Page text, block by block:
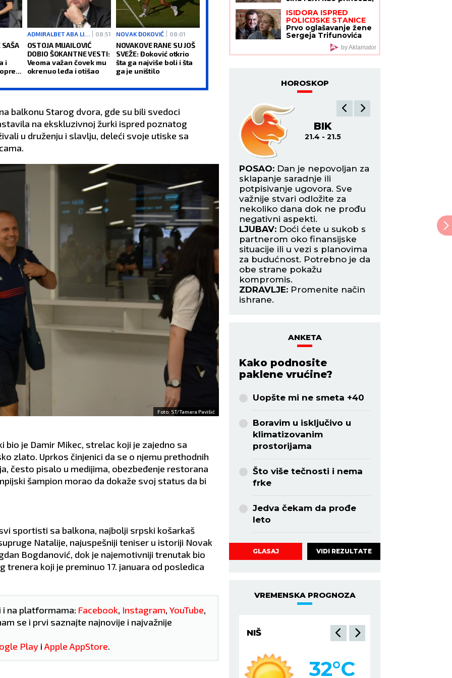
SAŠA
i
ADMIRALBET ABA LIGA 08:51
OSTOJA MIJAILOVIĆ
DOBIO ŠOKANTNE VESTI:
Veoma važan čovek mu
okrenuo leđa i otišao
NOVAK ĐOKOVIĆ 08:01
NOVAKOVE RANE SU JOŠ
SVEŽE: Đoković otkrio
šta ga najviše boli i šta
ga je uništilo
balkonu Starog dvora, gde su bili svedoci
na ekskluzivnoj žurki ispred poznatog
u druženju i slavlju, deleći svoje utiske sa
Foto: ST/Tamara Pavišić
bio je Damir Mikec, strelac koji je zajedno sa
zlato. Uprkos činjenici da se o njemu prethodnih
često pisalo u medijima, obezbeđenje restorana
šampion morao da dokaže svoj status da bi
sportisti sa balkona, najbolji srpski košarkaš
Natalije, najuspešniji teniser u istoriji Novak
Bogdanović, dok je najemotivniji trenutak bio
trenera koji je preminuo 17. januara od posledica
na platformama: Facebook, Instagram, YouTube,
se i prvi saznajte najnovije i najvažnije
Play i Apple AppStore.
troši (FOTO)
ISIDORA ISPRED
POLICIJSKE STANICE
Prvo oglašavanje žene
Sergeja Trifunovića
nakon što su ZVALI
NADLEŽNE zbog nje:
"Samo zato sam
by Aklamator
HOROSKOP
RIBE
19.2 - 20.3
Posao s
može naići na
prepreku, tako da
rešenja. Novi
okolnosti.
Harmoničan period
zauzete Ribe. Slobodni
u flertu s jednim
s posla. Period
strasti.
Migrena.
OVAN
21.3 - 20.4
POSAO:
poslovni put zbog privatnih
razloga, a to se neće svideti
vašim poslodavcima.
Pripremite plan B.
LJUBAV:Danas vas očekuje
manji porodičan problem,
koji ćete morati sami da
rešite. Slobodni Ovnovi
danas mogu upoznati jednu
zanimljivu Vodoliju.
ZDRAVLJE:Solidno.
BIK
21.4 - 21.5
POSAO: Dan je nepovoljan za
sklapanje saradnje ili
potpisivanje ugovora. Sve
važnije stvari odložite za
nekoliko dana dok ne prođu
negativni aspekti.
LJUBAV: Doći ćete u sukob s
partnerom oko finansijske
situacije ili u vezi s planovima
za budućnost. Potrebno je da
obe strane pokažu
kompromis.
ZDRAVLJE: Promenite način
ishrane.
mogu upoznati
zanimljivu osobu
ANKETA
Kako podnosite
paklene vrućine?
Uopšte mi ne smeta +40
Boravim u isključivo u
klimatizovanim
prostorijama
Što više tečnosti i nema
frke
Jedva čekam da prođe
leto
GLASAJ VIDI REZULTATE
VREMENSKA PROGNOZA
NIŠ
32°C